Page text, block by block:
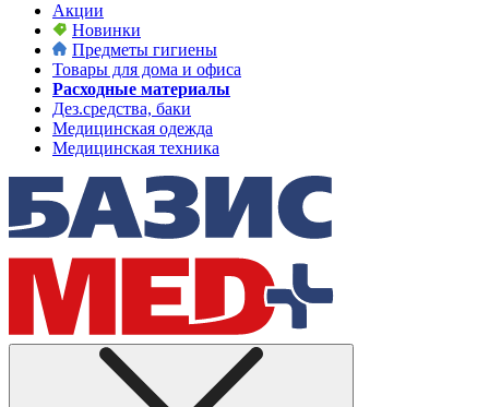
Акции
Новинки
Предметы гигиены
Товары для дома и офиса
Расходные материалы
Дез.средства, баки
Медицинская одежда
Медицинская техника